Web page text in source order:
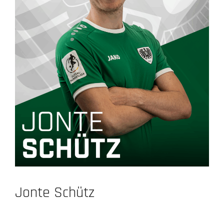
Jonte Schütz